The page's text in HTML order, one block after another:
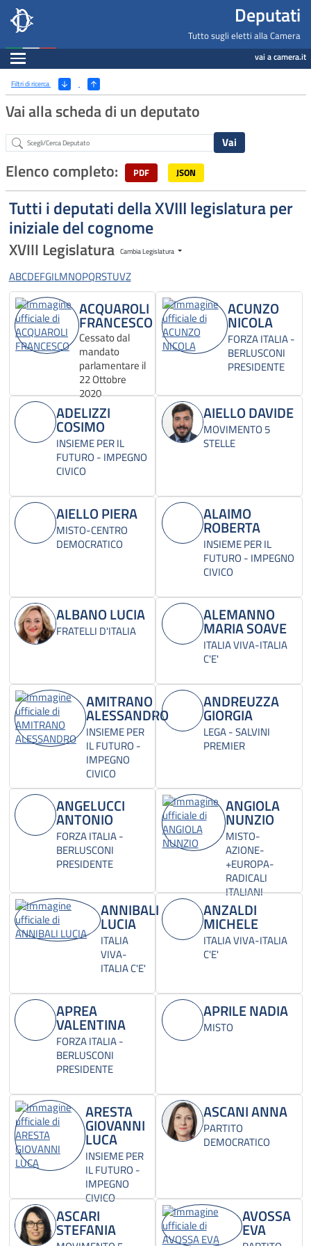
Deputati, Camera dei Deputati -
Salta al contenuto principale
Salta al menu di navigazione Deputati
Tutto sugli eletti alla Camera
Espandi vai a camera.it
Ricerca
Filtri di ricerca (Apri/Chiudi filtri)
Vai alla scheda di un deputato
Abstract
Elenco completo: PDF JSON
Tutti i deputati della XVIII legislatura per
iniziale del cognome
XVIII Legislatura Cambia Legislatura
ABCDEFGILMNOPQRSTUVZ
ACQUAROLI
FRANCESCO
Cessato dal
mandato
parlamentare il
22 Ottobre
2020
ACUNZO
NICOLA
FORZA ITALIA -
BERLUSCONI
PRESIDENTE
ADELIZZI
COSIMO
INSIEME PER IL
FUTURO - IMPEGNO
CIVICO
AIELLO DAVIDE
MOVIMENTO 5
STELLE
AIELLO PIERA
MISTO-CENTRO
DEMOCRATICO
ALAIMO
ROBERTA
INSIEME PER IL
FUTURO - IMPEGNO
CIVICO
ALBANO LUCIA
FRATELLI D'ITALIA
ALEMANNO
MARIA SOAVE
ITALIA VIVA-ITALIA
C'E'
AMITRANO
ALESSANDRO
INSIEME PER
IL FUTURO -
IMPEGNO
CIVICO
ANDREUZZA
GIORGIA
LEGA - SALVINI
PREMIER
ANGELUCCI
ANTONIO
FORZA ITALIA -
BERLUSCONI
PRESIDENTE
ANGIOLA
NUNZIO
MISTO-
AZIONE-
+EUROPA-
RADICALI
ITALIANI
ANNIBALI
LUCIA
ITALIA
VIVA-
ITALIA C'E'
ANZALDI
MICHELE
ITALIA VIVA-ITALIA
C'E'
APREA
VALENTINA
FORZA ITALIA -
BERLUSCONI
PRESIDENTE
APRILE NADIA
MISTO
ARESTA
GIOVANNI
LUCA
INSIEME PER
IL FUTURO -
IMPEGNO
CIVICO
ASCANI ANNA
PARTITO
DEMOCRATICO
ASCARI
STEFANIA
AVOSSA
EVA
Navigazione pagine di servizio
Fine pagina
Salta al contenuto principale
Salta al menu di navigazione
Vai a inizio pagina